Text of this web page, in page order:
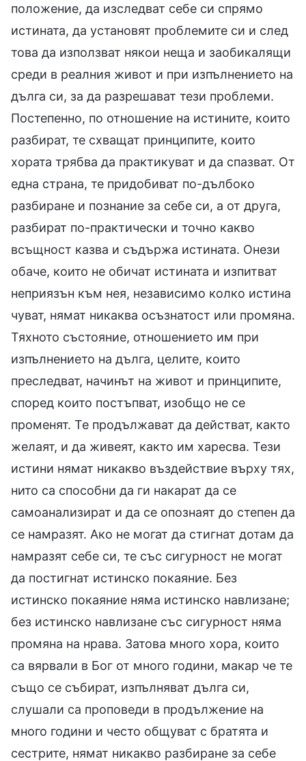
положение, да изследват себе си спрямо
истината, да установят проблемите си и след
това да използват някои неща и заобикалящи
среди в реалния живот и при изпълнението на
дълга си, за да разрешават тези проблеми.
Постепенно, по отношение на истините, които
разбират, те схващат принципите, които
хората трябва да практикуват и да спазват. От
една страна, те придобиват по-дълбоко
разбиране и познание за себе си, а от друга,
разбират по-практически и точно какво
всъщност казва и съдържа истината. Онези
обаче, които не обичат истината и изпитват
неприязън към нея, независимо колко истина
чуват, нямат никаква осъзнатост или промяна.
Тяхното състояние, отношението им при
изпълнението на дълга, целите, които
преследват, начинът на живот и принципите,
според които постъпват, изобщо не се
променят. Те продължават да действат, както
желаят, и да живеят, както им харесва. Тези
истини нямат никакво въздействие върху тях,
нито са способни да ги накарат да се
самоанализират и да се опознаят до степен да
се намразят. Ако не могат да стигнат дотам да
намразят себе си, те със сигурност не могат
да постигнат истинско покаяние. Без
истинско покаяние няма истинско навлизане;
без истинско навлизане със сигурност няма
промяна на нрава. Затова много хора, които
са вярвали в Бог от много години, макар че те
също се събират, изпълняват дълга си,
слушали са проповеди в продължение на
много години и често общуват с братята и
сестрите, нямат никакво разбиране за себе